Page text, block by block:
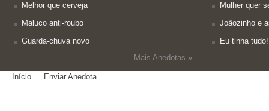
Melhor que cerveja
Maluco anti-roubo
Guarda-chuva novo
Mais Anedotas »
Mulher quer
Joãozinho e
Eu tinha tudo!
Início Enviar Anedota